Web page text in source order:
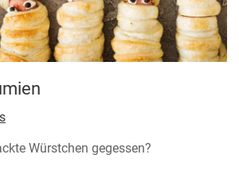
Würstchen gegessen?